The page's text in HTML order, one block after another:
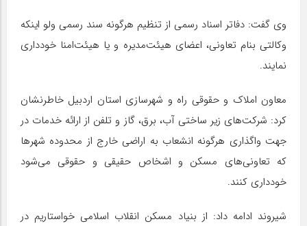
وی گفت: دفاتر اسناد رسمی از تنظیم هرگونه سند رسمی ولو اینکه
وکالتی بنام تعاونی، اعضای هیئت‌مدیره و یا هیئت‌امنا خودداری
نمایند.
معاون املاک و حقوقی راه و شهرسازی استان اردبیل خاطرنشان
کرد: شرکت‌های زیر ساختی آب، برق، گاز و تلفن از ارائه خدمات در
جهت واگذاری هرگونه انشعاب به اراضی خارج از محدوده شهرها
که تعاونی‌های مسکن و اشخاص حقیقی و حقوقی می‌شود
خودداری کنند.
شیروند ادامه داد: از بنیاد مسکن انقلاب اسلامی خواستاریم در